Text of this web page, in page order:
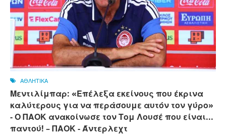
ΑΘΛΗΤΙΚΑ
Μεντιλίμπαρ: «Επέλεξα εκείνους που έκρινα
καλύτερους για να περάσουμε αυτόν τον γύρο»
- Ο ΠΑΟΚ ανακοίνωσε τον Τομ Λουσέ που είναι...
παντού! – ΠΑΟΚ - Άντερλεχτ